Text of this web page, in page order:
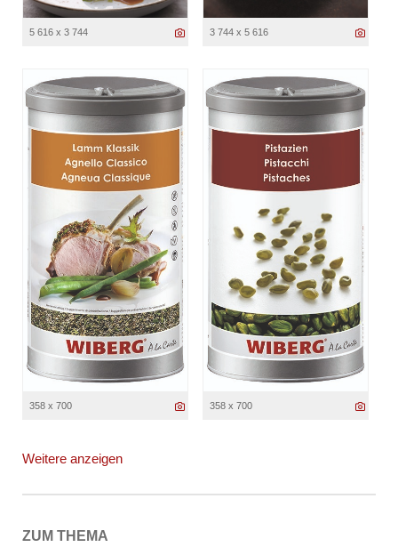
5 616 x 3 744 3 744 x 5 616
358 x 700 358 x 700
Weitere anzeigen
ZUM THEMA